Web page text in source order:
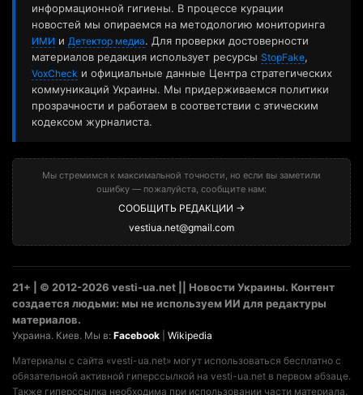
информационной гигиены. В процессе курации
новостей мы опираемся на методологию мониторинга
ИМИ и Детектор медиа. Для проверки достоверности
материалов редакция использует ресурсы StopFake,
VoxCheck и официальные данные Центра стратегических
коммуникаций Украины. Мы придерживаемся политики
прозрачности и работаем в соответствии с этическим
кодексом журналиста.
Мы стремимся к максимальной точности, но если вы заметили
ошибку — пожалуйста, сообщите нам:
СООБЩИТЬ РЕДАКЦИИ →
vestiua.net@gmail.com
21+ | © 2012-2026 vesti-ua.net || Новости Украины. Контент
создается людьми: мы не используем ИИ для редактуры
материалов.
Украина. Киев. Мы в: Facebook Wikipedia
Материалы с сайта «vesti-ua.net» могут использоваться бесплатно с
обязательной активной гиперссылкой на vesti-ua.net в первом абзаце.
Также гиперссылка необходима при использовании части материала.